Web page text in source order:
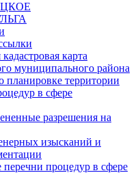
карта
муниципального района
планировке территории
в сфере
разрешения на
изысканий и
процедур в сфере